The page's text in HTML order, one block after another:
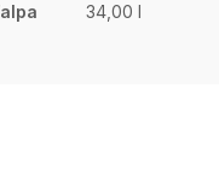
34,00 l